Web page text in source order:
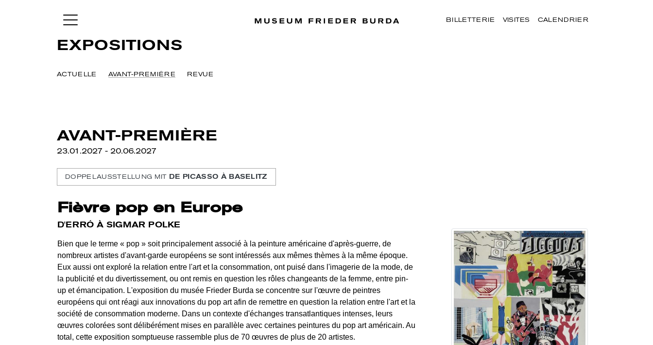
BILLETTERIE VISITES CALENDRIER
EXPOSITIONS
ACTUELLE AVANT-PREMIÈRE REVUE
AVANT-PREMIÈRE
23.01.2027 - 20.06.2027
DOPPELAUSSTELLUNG MIT DE PICASSO À BASELITZ
Fièvre pop en Europe
D'ERRÓ À SIGMAR POLKE
Bien que le terme « pop » soit principalement associé à la peinture américaine d'après-guerre, de
nombreux artistes d'avant-garde européens se sont intéressés aux mêmes thèmes à la même époque.
Eux aussi ont exploré la relation entre l'art et la consommation, ont puisé dans l'imagerie de la mode, de
la publicité et du divertissement, ou ont remis en question les rôles changeants de la femme, entre pin-
up et émancipation. L'exposition du musée Frieder Burda se concentre sur l'œuvre de peintres
européens qui ont réagi aux innovations du pop art afin de remettre en question la relation entre l'art et la
société de consommation moderne. Dans un contexte d'échanges transatlantiques intenses, leurs
œuvres colorées sont délibérément mises en parallèle avec certaines peintures du pop art américain. Au
total, cette exposition somptueuse rassemble plus de 70 œuvres de plus de 20 artistes.